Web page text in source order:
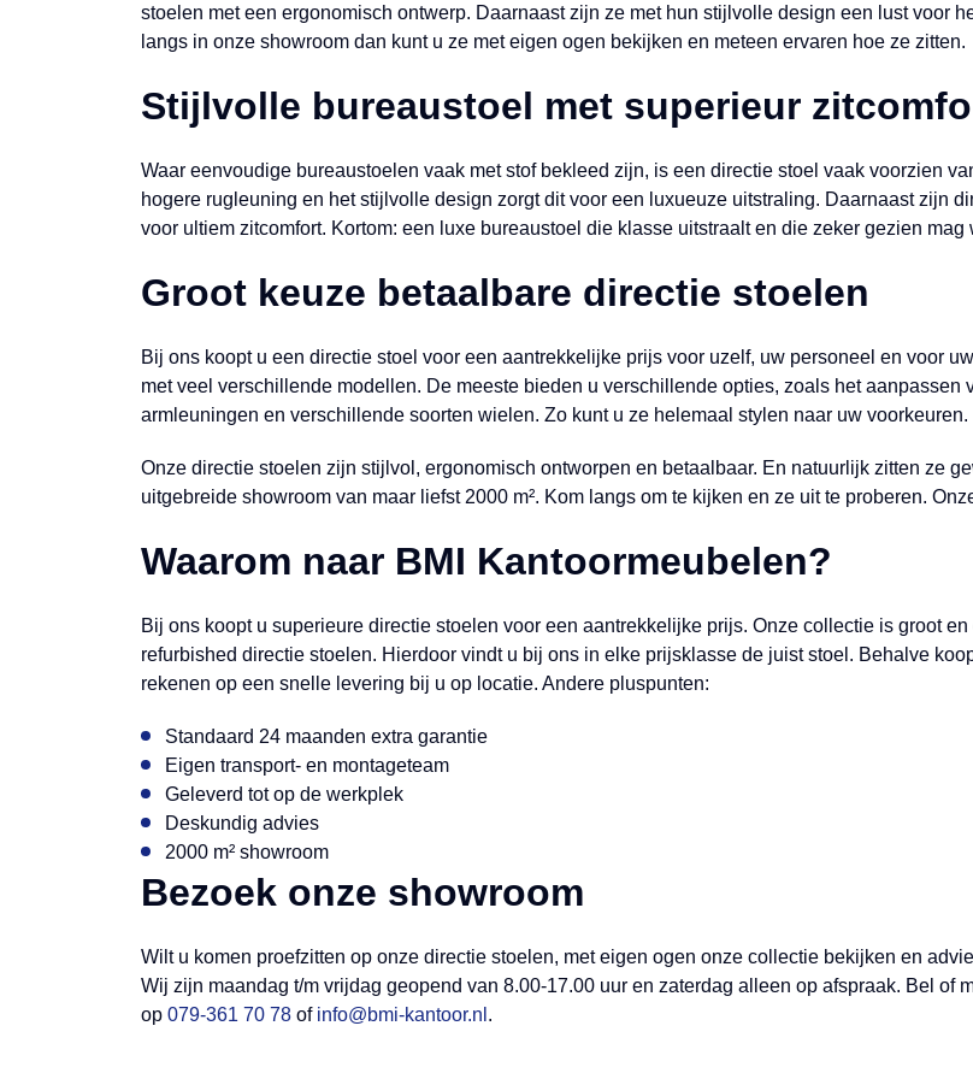
stoelen met een ergonomisch ontwerp. Daarnaast zijn ze met hun stijlvolle design een lust voor
langs in onze showroom dan kunt u ze met eigen ogen bekijken en meteen ervaren hoe ze zitten.
Stijlvolle bureaustoel met superieur
Waar eenvoudige bureaustoelen vaak met stof bekleed zijn, is een directie stoel vaak voorzien
hogere rugleuning en het stijlvolle design zorgt dit voor een luxueuze uitstraling. Daarnaast zijn
voor ultiem zitcomfort. Kortom: een luxe bureaustoel die klasse uitstraalt en die zeker gezien mag
Groot keuze betaalbare directie stoelen
Bij ons koopt u een directie stoel voor een aantrekkelijke prijs voor uzelf, uw personeel en voor
met veel verschillende modellen. De meeste bieden u verschillende opties, zoals het
armleuningen en verschillende soorten wielen. Zo kunt u ze helemaal stylen naar uw voorkeuren.
Onze directie stoelen zijn stijlvol, ergonomisch ontworpen en betaalbaar. En natuurlijk zitten ze
uitgebreide showroom van maar liefst 2000 m². Kom langs om te kijken en ze uit te proberen.
Waarom naar BMI Kantoormeubelen?
Bij ons koopt u superieure directie stoelen voor een aantrekkelijke prijs. Onze collectie is groot
refurbished directie stoelen. Hierdoor vindt u bij ons in elke prijsklasse de juist stoel. Behalve
rekenen op een snelle levering bij u op locatie. Andere pluspunten:
Standaard 24 maanden extra garantie
Eigen transport- en montageteam
Geleverd tot op de werkplek
Deskundig advies
2000 m² showroom
Bezoek onze showroom
Wilt u komen proefzitten op onze directie stoelen, met eigen ogen onze collectie bekijken en
Wij zijn maandag t/m vrijdag geopend van 8.00-17.00 uur en zaterdag alleen op afspraak. Bel of
op 079-361 70 78 of info@bmi-kantoor.nl .